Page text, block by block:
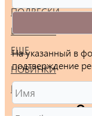
ПОДВЕСКИ
БРАСЛЕТЫ
ЕЩЕ
НОВИНКИ
РАСПРОДАЖА
На указанный в
подтверждение